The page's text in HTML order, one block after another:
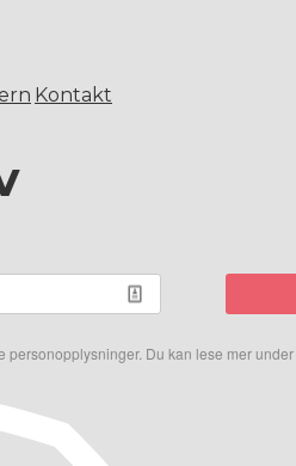
Kontakt
personopplysninger. Du kan lese mer under